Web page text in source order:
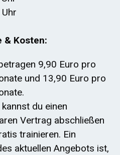
& Kosten:
9,90 Euro pro
und 13,90 Euro pro
du einen
Vertrag abschließen
trainieren. Ein
aktuellen Angebots ist,